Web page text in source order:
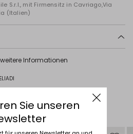
S.r.l., mit Firmensitz in Cavriago,Via
(Italien)
trocknen; flachliegend im
nassreinigung nicht
Informationen
Sie unseren